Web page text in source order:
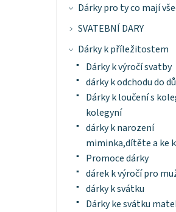
Dárky pro ty co mají
SVATEBNÍ DARY
Dárky k příležitostem
Dárky k výročí svatby
dárky k odchodu do
Dárky k loučení s
kolegyní
dárky k narození
miminka,dítěte a ke
Promoce dárky
dárek k výročí pro
dárky k svátku
Dárky ke svátku